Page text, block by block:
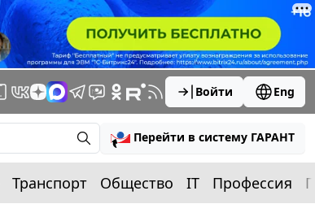
Войти Eng
Перейти в систему ГАРАНТ
Транспорт Общество IT Профессия